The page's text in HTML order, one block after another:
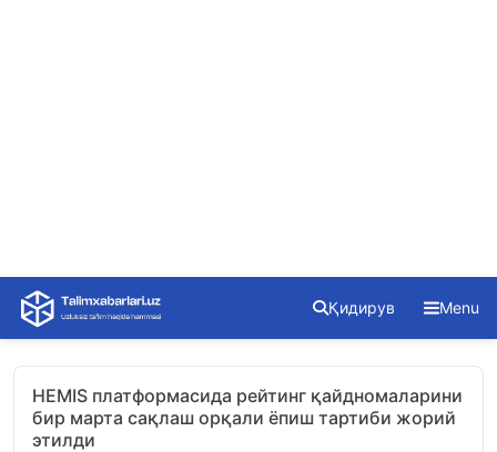
Skip
content
Қидирув Menu
HEMIS платформасида рейтинг қайдномаларини
бир марта сақлаш орқали ёпиш тартиби жорий
этилди